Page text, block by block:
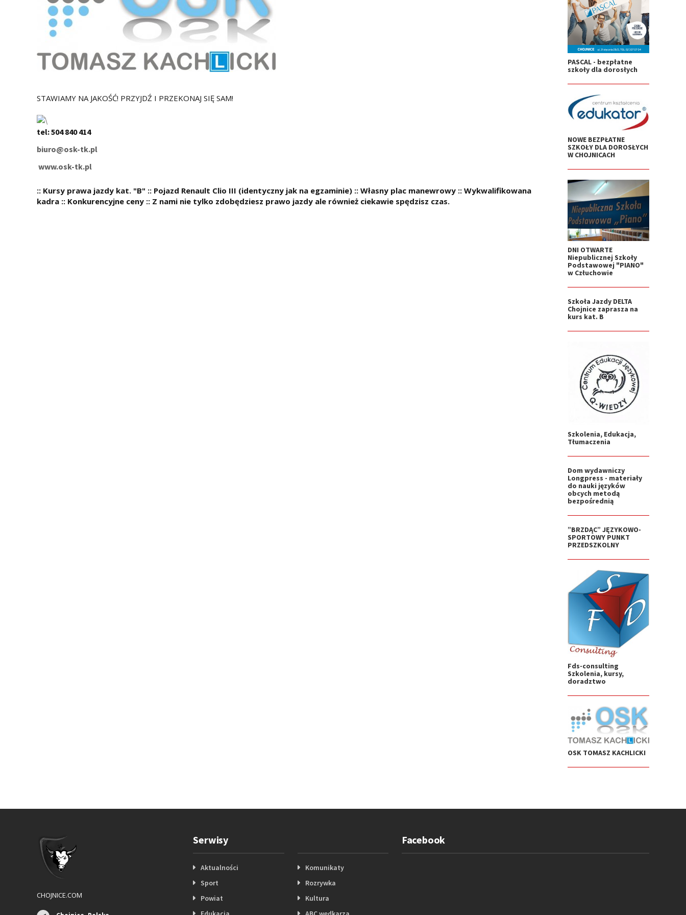
STAWIAMY NA JAKOŚĆ! PRZYJDŹ I PRZEKONAJ SIĘ SAM!
tel:504 840 414
biuro@osk-tk.pl
www.osk-tk.pl
:: Kursy prawa jazdy kat. "B" :: Pojazd Renault Clio III (identyczny jak na egzaminie) :: Własny plac manewrowy :: Wykwalifikowana
kadra :: Konkurencyjne ceny :: Z nami nie tylko zdobędziesz prawo jazdy ale również ciekawie spędzisz czas.
PASCAL - bezpłatne
szkoły dla dorosłych
NOWE BEZPŁATNE
SZKOŁY DLA DOROSŁYCH
W CHOJNICACH
DNI OTWARTE
Niepublicznej Szkoły
Podstawowej "PIANO"
w Człuchowie
Szkoła Jazdy DELTA
Chojnice zaprasza na
kurs kat. B
Szkolenia, Edukacja,
Tłumaczenia
Dom wydawniczy
Longpress - materiały
do nauki języków
obcych metodą
bezpośrednią
”BRZDĄC” JĘZYKOWO-
SPORTOWY PUNKT
PRZEDSZKOLNY
Fds-consulting
Szkolenia, kursy,
doradztwo
OSK TOMASZ KACHLICKI
CHOJNICE.COM
Serwisy
Aktualności
Sport
Powiat
Komunikaty
Rozrywka
Kultura
Facebook